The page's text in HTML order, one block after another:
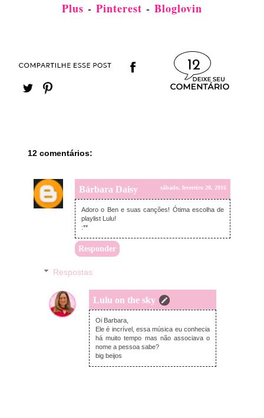
Plus - Pinterest - Bloglovin
12
12 comentários:
Bárbara Daisy sábado, fevereiro 20, 2016
Adoro o Ben e suas canções! Ótima escolha de
playlist Lulu!
:**
Responder
Respostas
Lulu on the sky
sábado, fevereiro 20, 2016
Oi Barbara,
Ele é incrível, essa música eu conhecia
há muito tempo mas não associava o
nome a pessoa sabe?
big beijos